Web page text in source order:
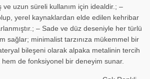
ve uzun süreli kullanım için idealdir.; –
yerel kaynaklardan elde edilen kehribar
– Sade ve düz deseniyle her türlü
sağlar; minimalist tarzınıza mükemmel bir
bileşeni olarak alpaka metalinin tercih
de fonksiyonel bir deneyim sunar.